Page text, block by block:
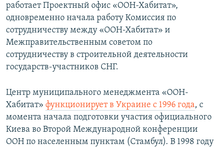
работает Проектный офис «ООН-Хабитат»,
одновременно начала работу Комиссия по
сотрудничеству между «ООН-Хабитат» и
Межправительственным советом по
сотрудничеству в строительной деятельности
государств-участников СНГ.
Центр муниципального менеджмента «ООН-
Хабитат» функционирует в Украине с 1996 года, с
момента начала подготовки участия официального
Киева во Второй Международной конференции
ООН по населенным пунктам (Стамбул). В 1998 году